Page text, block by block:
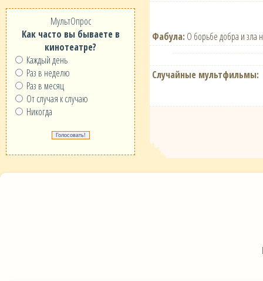
МультОпрос
Как часто вы бываете в
кинотеатре?
Каждый день
Раз в неделю
Раз в месяц
От случая к случаю
Никогда
Фабула: О борьбе добра и зла
Случайные мультфильмы: